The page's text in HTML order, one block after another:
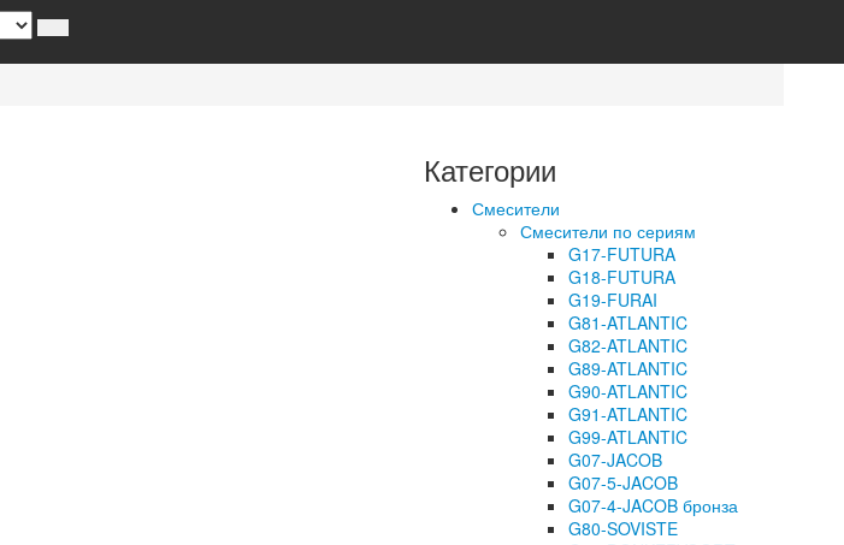
Категории
Смесители
Смесители по сериям
G17-FUTURA
G18-FUTURA
G19-FURAI
G81-ATLANTIC
G82-ATLANTIC
G89-ATLANTIC
G90-ATLANTIC
G91-ATLANTIC
G99-ATLANTIC
G07-JACOB
G07-5-JACOB
G07-4-JACOB бронза
G80-SOVISTE